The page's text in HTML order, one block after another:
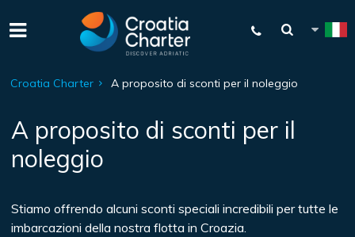
Croatia Charter A proposito di sconti per il noleggio
A proposito di sconti per il
noleggio
Stiamo offrendo alcuni sconti speciali incredibili per tutte le
imbarcazioni della nostra flotta in Croazia.